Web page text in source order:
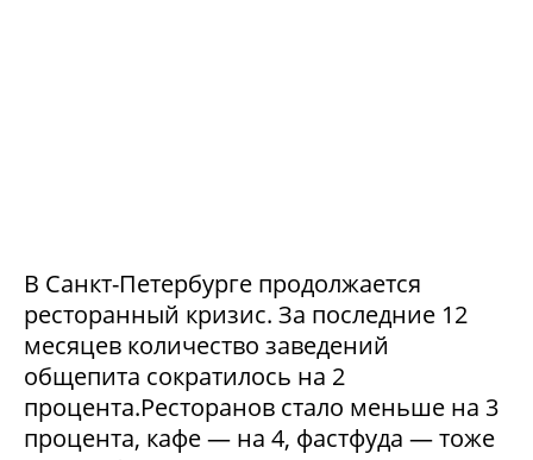
В Санкт-Петербурге продолжается
ресторанный кризис. За последние 12
месяцев количество заведений
общепита сократилось на 2
процента.Ресторанов стало меньше на 3
процента, кафе — на 4, фастфуда — тоже